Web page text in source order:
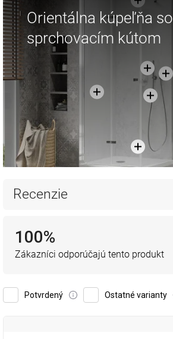
Orientálna kúpeľňa so
sprchovacím kútom
Recenzie
100%
Zákazníci odporúčajú tento produkt
Potvrdený Ostatné varianty